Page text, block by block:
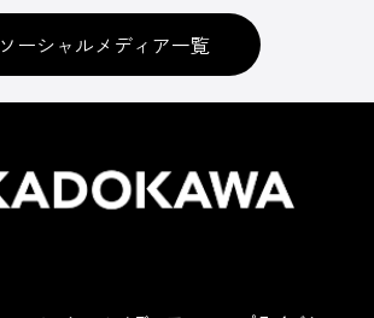
ソーシャルメディア一覧